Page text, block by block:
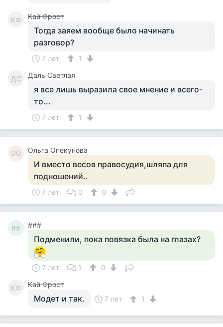
КФ Кай Фрост
Тогда заяем вообще было начинать
разговор?
7 лет 1
ДС Даль Светлая
я все лишь выразила свое мнение и всего-
то...
7 лет 1
ОО Ольга Опекунова
И вместо весов правосудия,шляпа для
подношений..
7 лет 0 0
## ###
Подменили, пока повязка была на глазах?
7 лет 1 0
КФ Кай Фрост
Модет и так. 7 лет 1